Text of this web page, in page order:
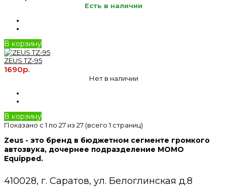
Есть в наличии
В корзину
ZEUS TZ-95
1690р.
Нет в наличии
В корзину
Показано с 1 по 27 из 27 (всего 1 страниц)
Zeus - это бренд в бюджетном сегменте громкого
автозвука, дочернее подразделение MOMO
Equipped.
410028, г. Саратов, ул. Белоглинская д.8